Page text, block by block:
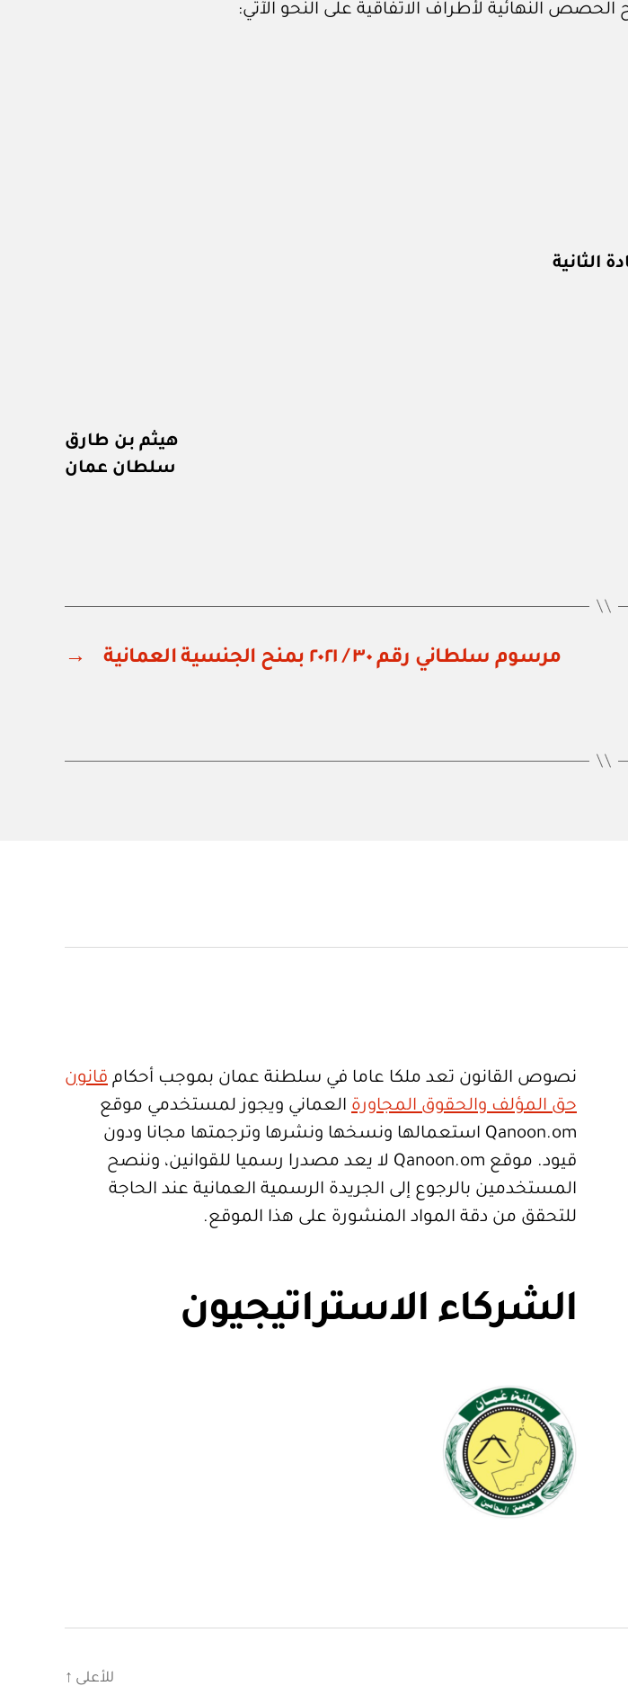
الثانية
هيثم بن طارق
سلطان عمان
→ مرسوم سلطاني رقم ٣٠ / ٢٠٢١ بمنح الجنسية العمانية
نصوص القانون تعد ملكا عاما في سلطنة عمان بموجب أحكام قانون
حق المؤلف والحقوق المجاورة العماني ويجوز لمستخدمي موقع
Qanoon.om استعمالها ونسخها ونشرها وترجمتها مجانا ودون
قيود. موقع Qanoon.om لا يعد مصدرا رسميا للقوانين، وننصح
المستخدمين بالرجوع إلى الجريدة الرسمية العمانية عند الحاجة
للتحقق من دقة المواد المنشورة على هذا الموقع.
الشركاء الاستراتيجيون
للأعلى ↑